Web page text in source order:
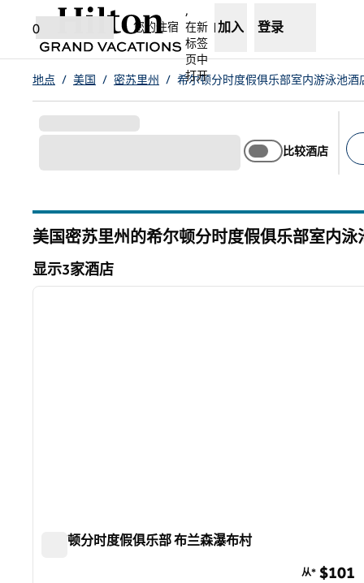
跳转至内容
0
您的住宿
,
在新
标签
页中
打开
加入 登录
地点 / 美国 / 密苏里州 / 希尔顿分时度假俱乐部室内游泳池酒
比较酒店
美国密苏里州的希尔顿分时度假俱乐部室内泳
显示3家酒店
显示3家酒店
1/12
希尔顿分时度假俱乐部 布兰森瀑布村
从* $101